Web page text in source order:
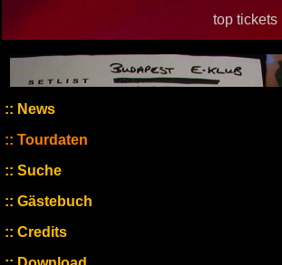
top tickets |
News
Tourdaten
Suche
Gästebuch
Credits